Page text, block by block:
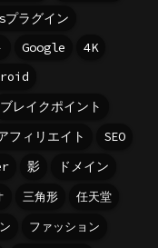
ラグイン
Google
4K
ブレイクポイント
フィリエイト
SEO
影
ドメイン
三角形
任天堂
ファッション